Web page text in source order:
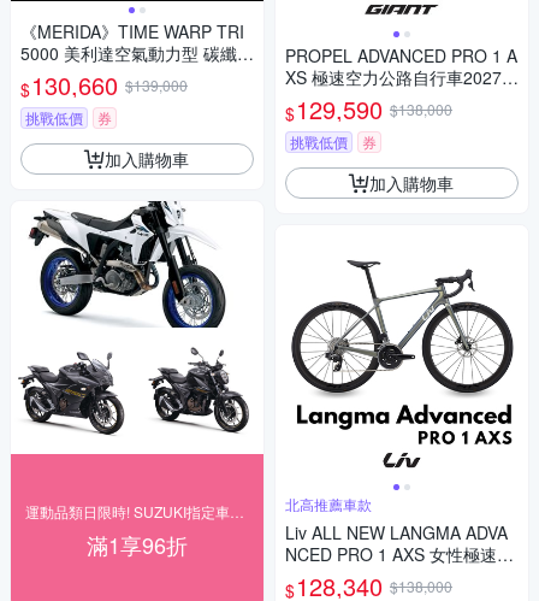
《MERIDA》TIME WARP TRI
5000 美利達空氣動力型 碳纖維
三鐵專用車 (無附踏板/105電
變/三鐵/計時車)
$130,660 $139,000
挑戰低價
券
加入購物車
滿1享96折
PROPEL ADVANCED PRO 1 A
XS 極速空力公路自行車2027年
式
$129,590 $138,000
挑戰低價
券
加入購物車
北高推薦車款
Liv ALL NEW LANGMA ADVA
NCED PRO 1 AXS 女性極速公
路自行車 2025年式
$128,340 $138,000